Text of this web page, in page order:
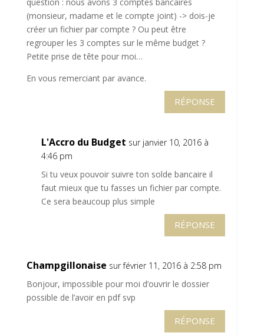
(monsieur, madame et le compte joint) -> dois-je
créer un fichier par compte ? Ou peut être
regrouper les 3 comptes sur le même budget ?
Petite prise de tête pour moi…
En vous remerciant par avance.
RÉPONSE
L'Accro du Budget sur janvier 10, 2016 à
4:46 pm
Si tu veux pouvoir suivre ton solde bancaire il
faut mieux que tu fasses un fichier par compte.
Ce sera beaucoup plus simple
RÉPONSE
Champgillonaise sur février 11, 2016 à 2:58 pm
Bonjour, impossible pour moi d’ouvrir le dossier
possible de l’avoir en pdf svp
RÉPONSE